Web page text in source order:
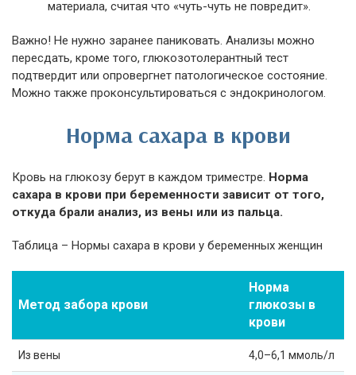
материала, считая что «чуть-чуть не повредит».
Важно! Не нужно заранее паниковать. Анализы можно
пересдать, кроме того, глюкозотолерантный тест
подтвердит или опровергнет патологическое состояние.
Можно также проконсультироваться с эндокринологом.
Норма сахара в крови
Кровь на глюкозу берут в каждом триместре. Норма
сахара в крови при беременности зависит от того,
откуда брали анализ, из вены или из пальца.
Таблица – Нормы сахара в крови у беременных женщин
Метод забора крови
Норма
глюкозы в
крови
Из вены 4,0–6,1 ммоль/л